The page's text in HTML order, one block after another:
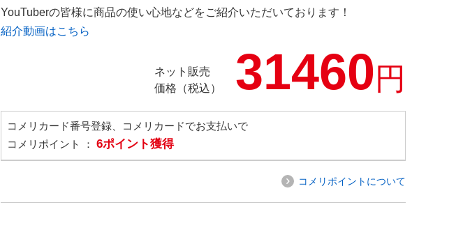
YouTuberの皆様に商品の使い心地などをご紹介いただいております！
紹介動画はこちら
ネット販売
価格（税込）
31460円
コメリカード番号登録、コメリカードでお支払いで
コメリポイント ： 6ポイント獲得
コメリポイントについて